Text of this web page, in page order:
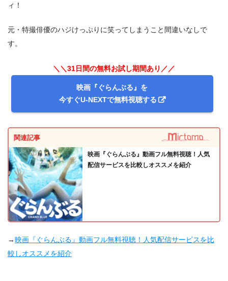
＼＼31日間無料!!お試し解約もOK／／
今すぐ無料でU-NEXTで見る
ィ！
元・特撮俳優のハジけっぷりに笑ってしまうこと間違いなしで
す。
＼＼31日間の無料お試し期間あり／／
映画『ぐらんぶる』を
今すぐU-NEXTで無料視聴する
関連記事
映画『ぐらんぶる』動画フル無料視聴！人気
配信サービスを比較しオススメを紹介
→映画『ぐらんぶる』動画フル無料視聴！人気配信サービスを比
較しオススメを紹介